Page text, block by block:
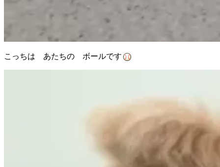
こっちは あたちの ボールです